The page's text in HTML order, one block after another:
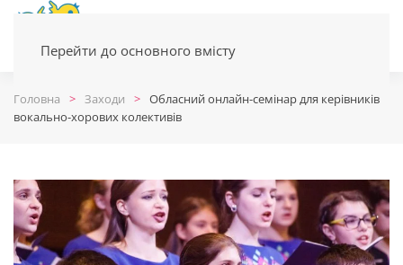
Перейти до основного вмісту
Головна Заходи
Обласний онлайн-семінар для керівників
вокально-хорових колективів